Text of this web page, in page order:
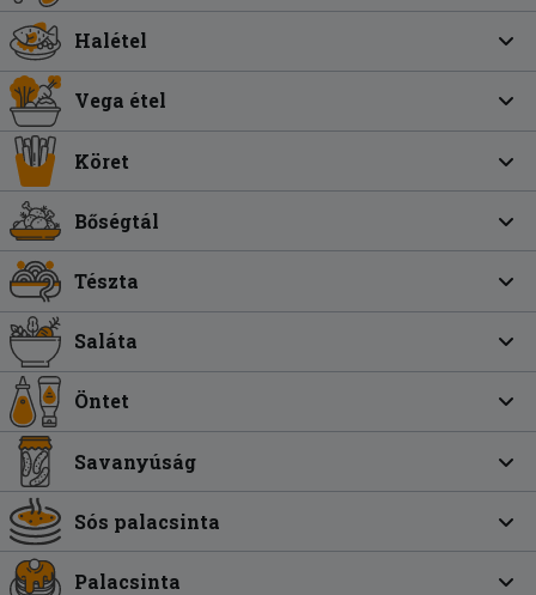
Halétel
Vega étel
Köret
Bőségtál
Tészta
Saláta
Öntet
Savanyúság
Sós palacsinta
Palacsinta